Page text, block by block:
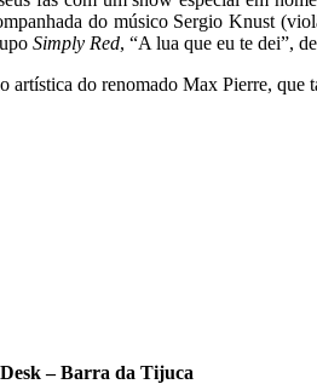
do músico Sergio Knust
Simply Red, “A lua que eu te dei”,
do renomado Max Pierre,
– Barra da Tijuca